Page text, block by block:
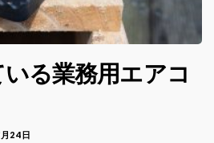
る業務用エアコ
24日